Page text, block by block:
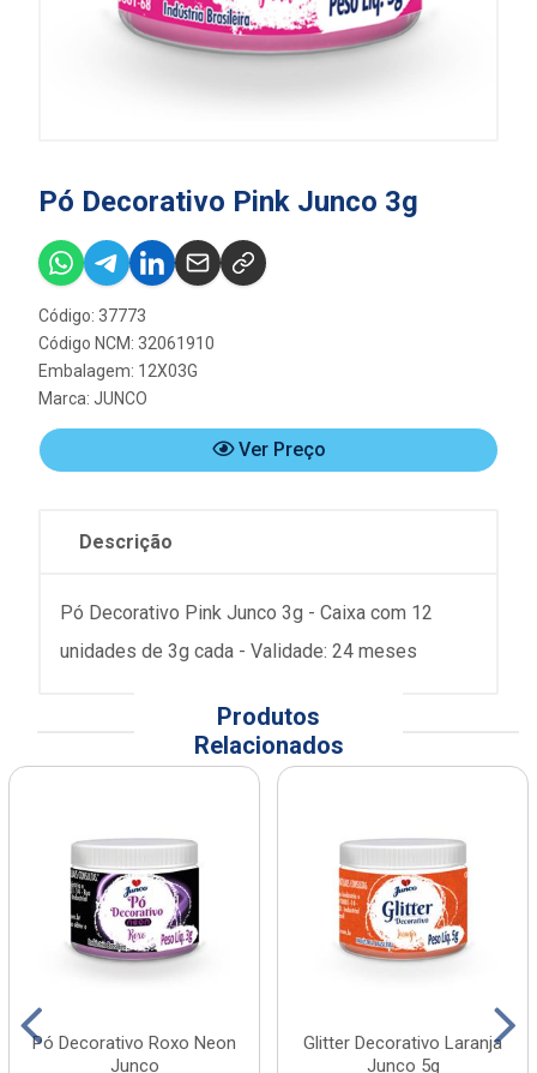
Pó Decorativo Pink Junco 3g
Código: 37773
Código NCM: 32061910
Embalagem: 12X03G
Marca: JUNCO
Ver Preço
Descrição
Pó Decorativo Pink Junco 3g - Caixa com 12
unidades de 3g cada - Validade: 24 meses
Produtos
Relacionados
Pó Decorativo Roxo Neon
Junco
Glitter Decorativo Laranja
Junco 5g